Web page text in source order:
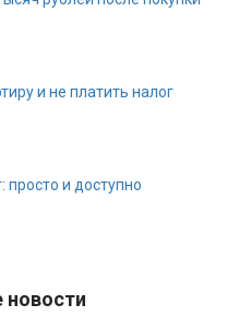
и не платить налог
просто и доступно